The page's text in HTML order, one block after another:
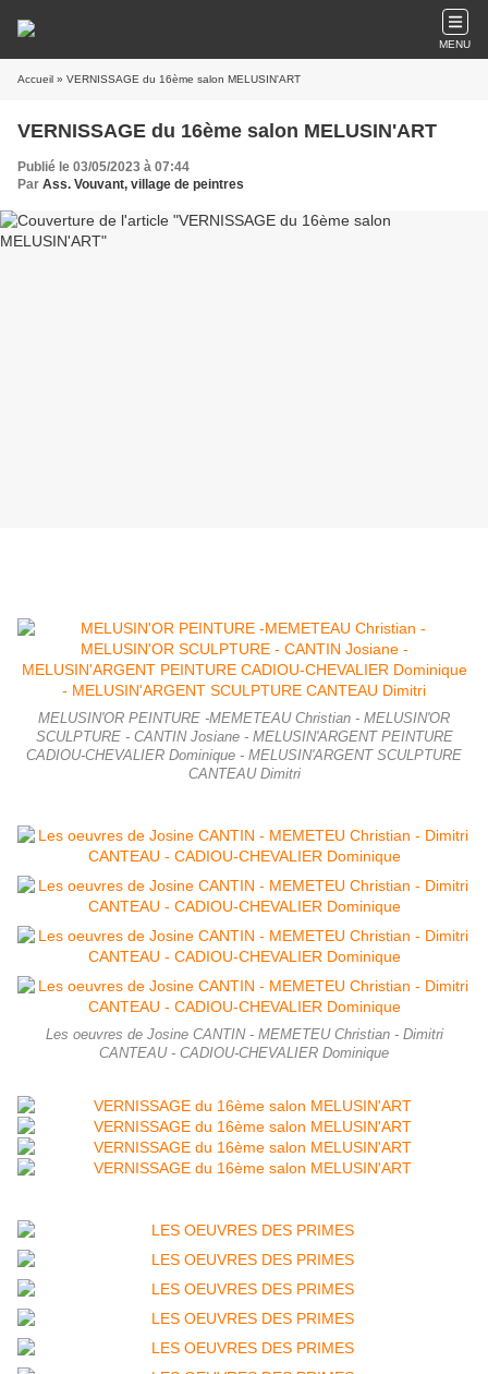
MENU
Accueil » VERNISSAGE du 16ème salon MELUSIN'ART
VERNISSAGE du 16ème salon MELUSIN'ART
Publié le 03/05/2023 à 07:44
Par Ass. Vouvant, village de peintres
MELUSIN'OR PEINTURE -MEMETEAU Christian - MELUSIN'OR
SCULPTURE - CANTIN Josiane - MELUSIN'ARGENT PEINTURE
CADIOU-CHEVALIER Dominique - MELUSIN'ARGENT SCULPTURE
CANTEAU Dimitri
Les oeuvres de Josine CANTIN - MEMETEU Christian - Dimitri
CANTEAU - CADIOU-CHEVALIER Dominique